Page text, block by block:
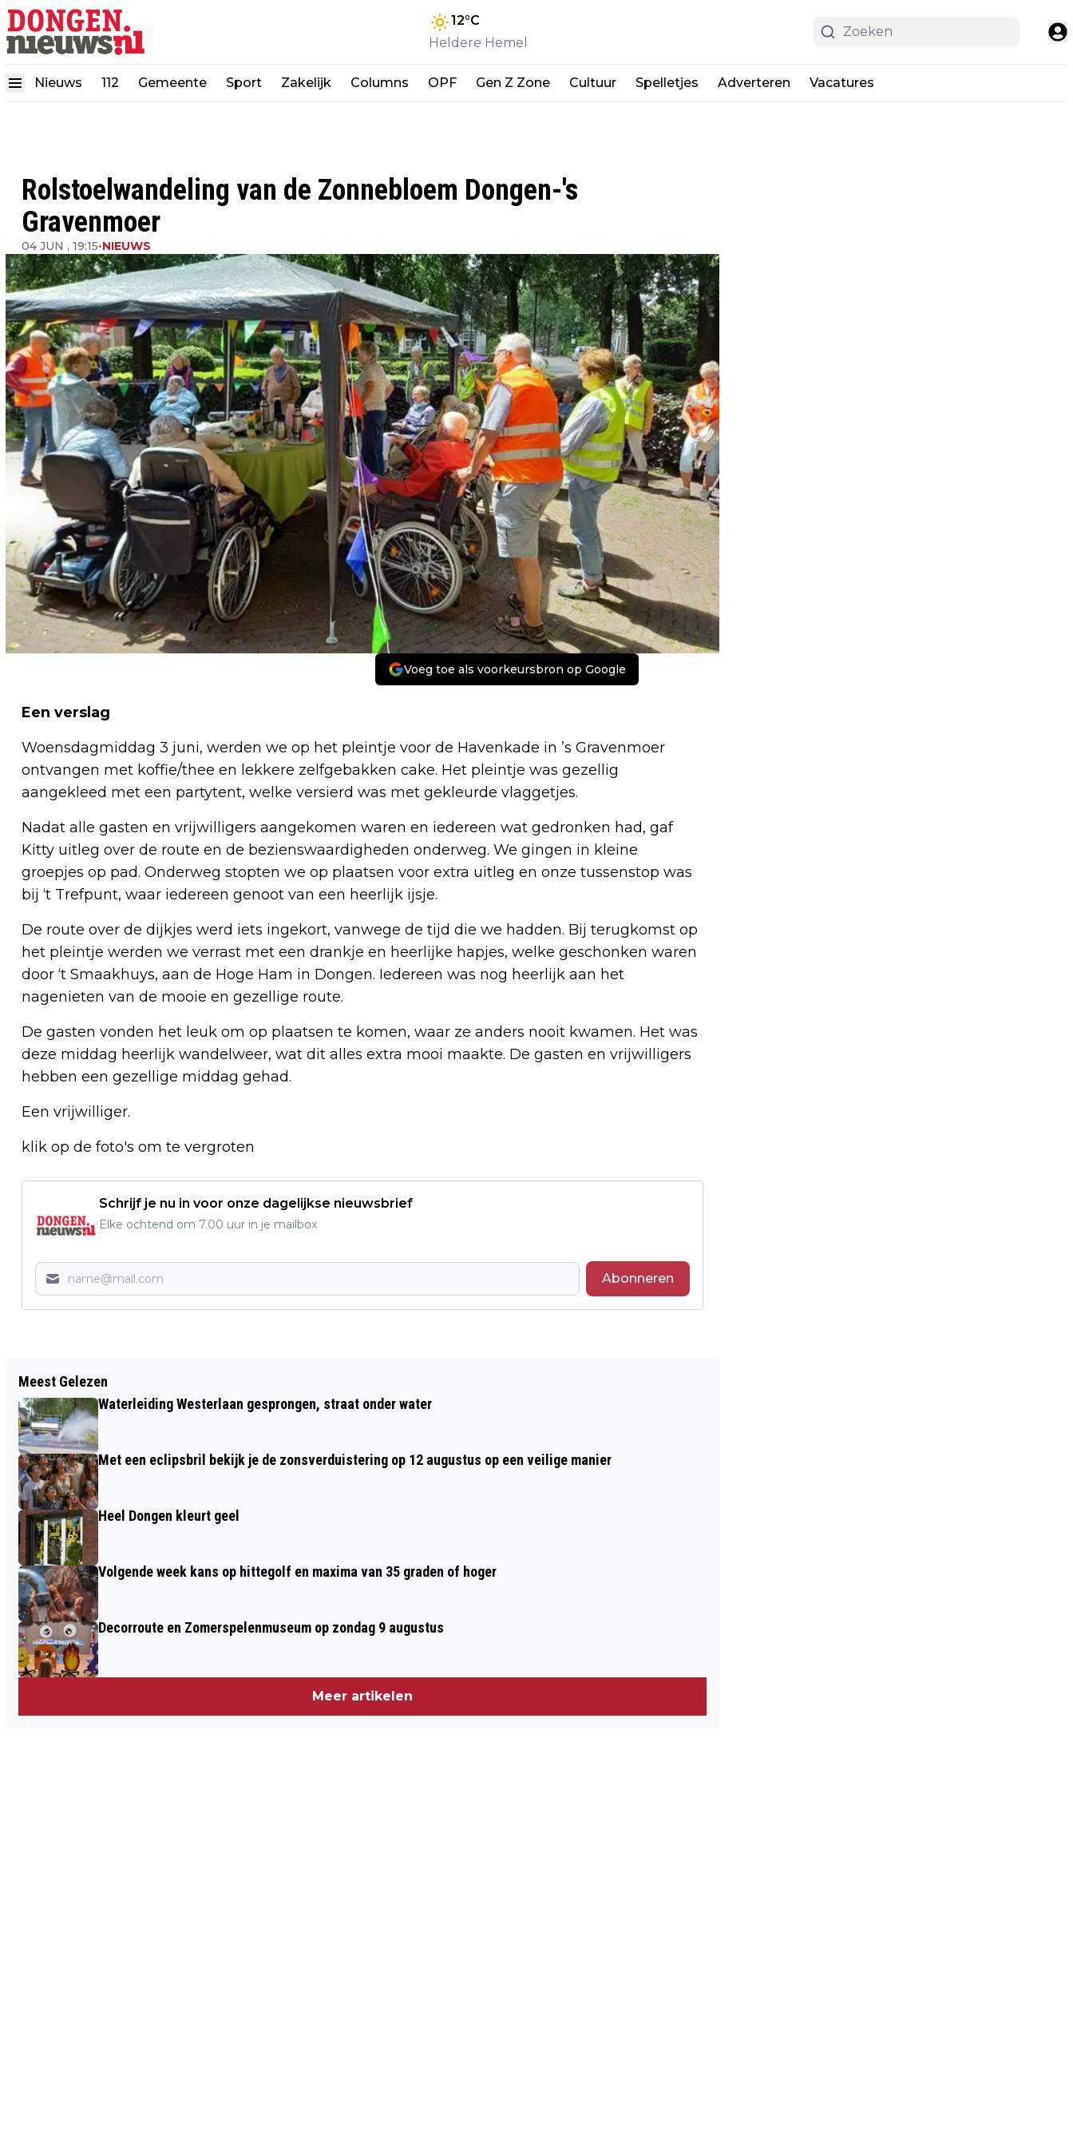
12°C
Heldere Hemel
Nieuws 112 Gemeente Sport Zakelijk Columns OPF Gen Z Zone Cultuur Spelletjes Adverteren Vacatures
Rolstoelwandeling van de Zonnebloem Dongen-'s
Gravenmoer
04 JUN , 19:15•NIEUWS
Voeg toe als voorkeursbron op Google
Een verslag
Woensdagmiddag 3 juni, werden we op het pleintje voor de Havenkade in ’s Gravenmoer
ontvangen met koffie/thee en lekkere zelfgebakken cake. Het pleintje was gezellig
aangekleed met een partytent, welke versierd was met gekleurde vlaggetjes.
Nadat alle gasten en vrijwilligers aangekomen waren en iedereen wat gedronken had, gaf
Kitty uitleg over de route en de bezienswaardigheden onderweg. We gingen in kleine
groepjes op pad. Onderweg stopten we op plaatsen voor extra uitleg en onze tussenstop was
bij ‘t Trefpunt, waar iedereen genoot van een heerlijk ijsje.
De route over de dijkjes werd iets ingekort, vanwege de tijd die we hadden. Bij terugkomst op
het pleintje werden we verrast met een drankje en heerlijke hapjes, welke geschonken waren
door ‘t Smaakhuys, aan de Hoge Ham in Dongen. Iedereen was nog heerlijk aan het
nagenieten van de mooie en gezellige route.
De gasten vonden het leuk om op plaatsen te komen, waar ze anders nooit kwamen. Het was
deze middag heerlijk wandelweer, wat dit alles extra mooi maakte. De gasten en vrijwilligers
hebben een gezellige middag gehad.
Een vrijwilliger.
klik op de foto's om te vergroten
Schrijf je nu in voor onze dagelijkse nieuwsbrief
Elke ochtend om 7.00 uur in je mailbox
Abonneren
GELIJKSPEL VOOR DONGEN IN EERSTE
FINALE NACOMPETITIE
LOOIERIJ
Meest Gelezen
Waterleiding Westerlaan gesprongen, straat onder water
Met een eclipsbril bekijk je de zonsverduistering op 12 augustus op een veilige manier
Heel Dongen kleurt geel
Volgende week kans op hittegolf en maxima van 35 graden of hoger
Decorroute en Zomerspelenmuseum op zondag 9 augustus
Meer artikelen